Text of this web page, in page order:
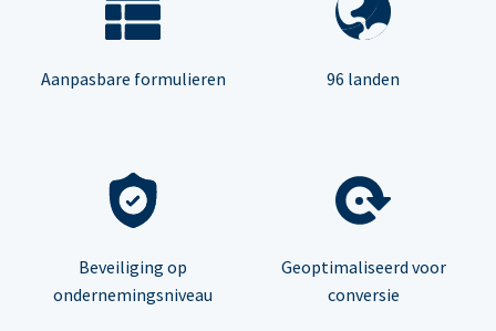
Aanpasbare formulieren 96 landen
Beveiliging op
ondernemingsniveau
Geoptimaliseerd voor
conversie